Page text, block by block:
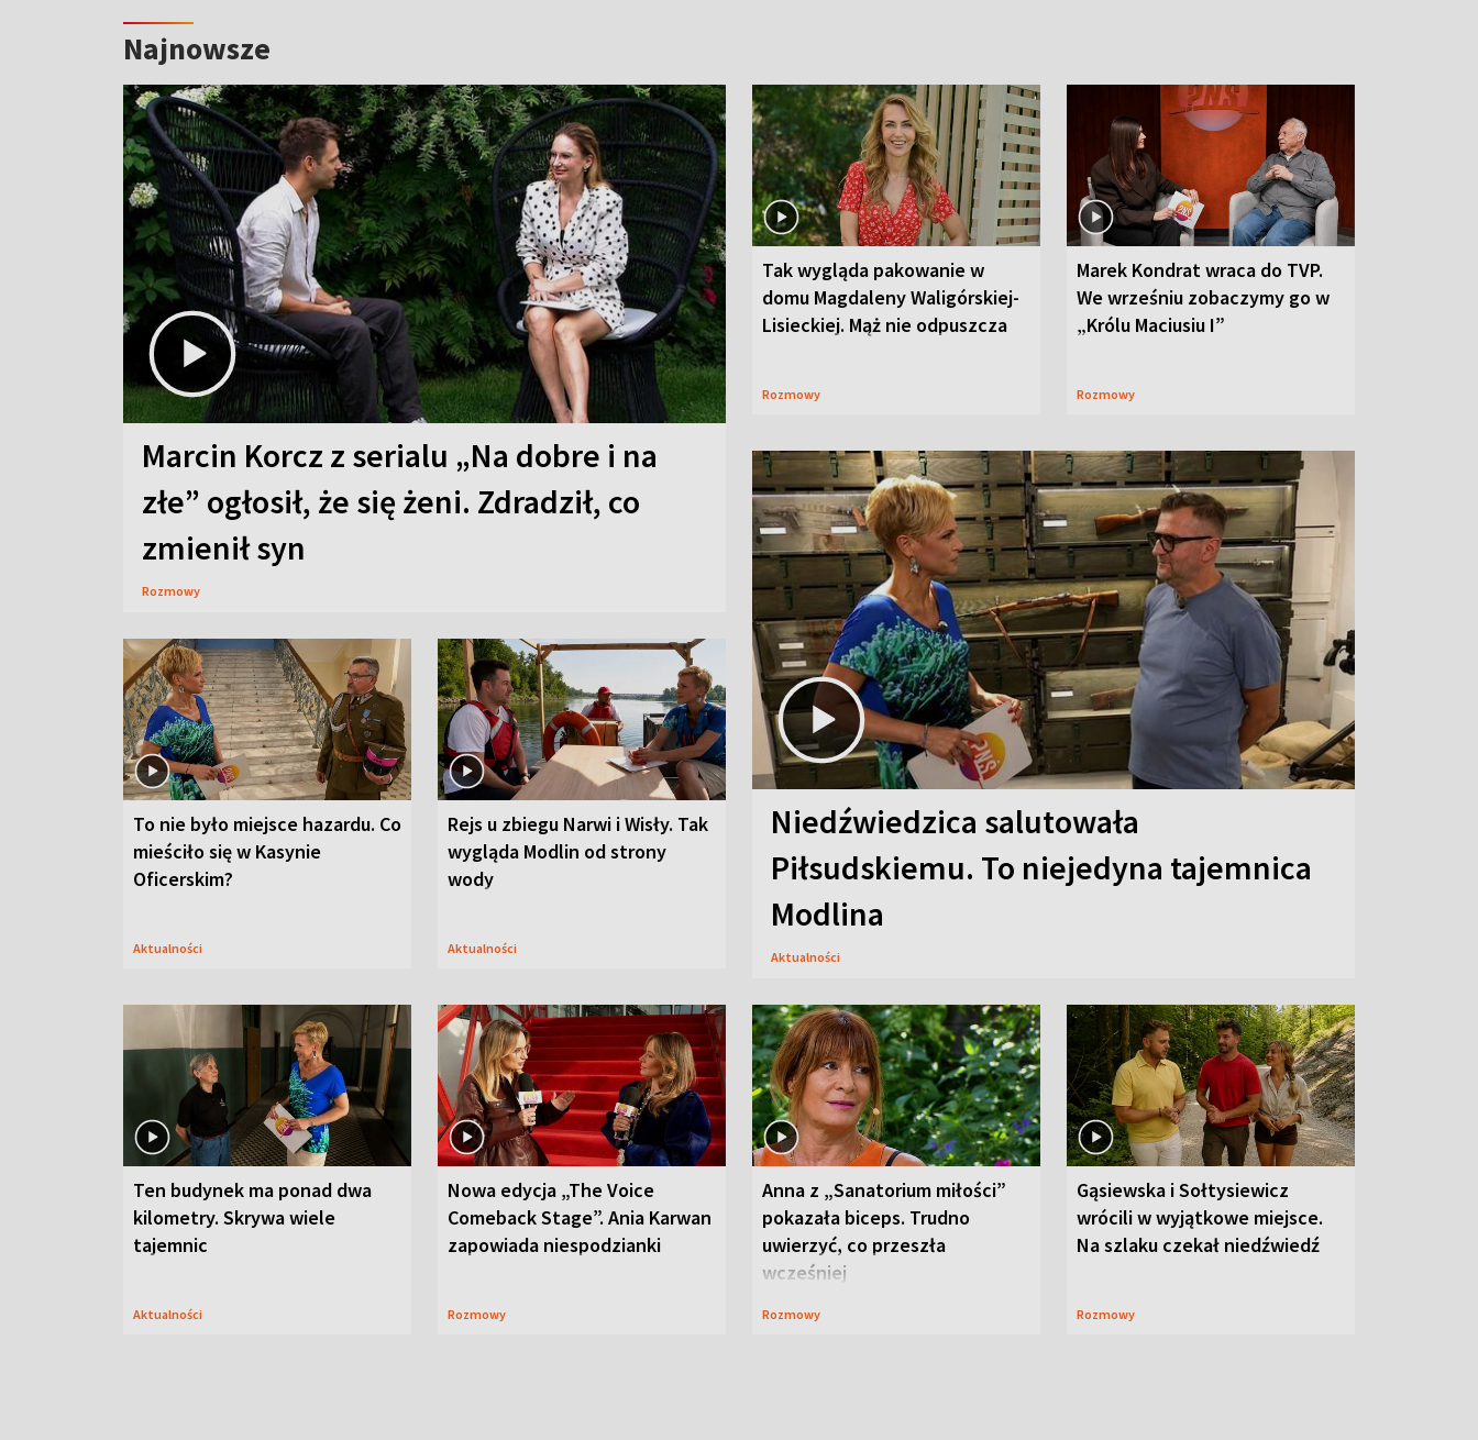
Najnowsze
Marcin Korcz z serialu „Na dobre i na
złe” ogłosił, że się żeni. Zdradził, co
zmienił syn
Rozmowy
Tak wygląda pakowanie w
domu Magdaleny Waligórskiej-
Lisieckiej. Mąż nie odpuszcza
Rozmowy
Marek Kondrat wraca do TVP.
We wrześniu zobaczymy go w
„Królu Maciusiu I”
Rozmowy
To nie było miejsce hazardu. Co
mieściło się w Kasynie
Oficerskim?
Aktualności
Rejs u zbiegu Narwi i Wisły. Tak
wygląda Modlin od strony
wody
Aktualności
Niedźwiedzica salutowała
Piłsudskiemu. To niejedyna tajemnica
Modlina
Aktualności
Ten budynek ma ponad dwa
kilometry. Skrywa wiele
tajemnic
Aktualności
Nowa edycja „The Voice
Comeback Stage”. Ania Karwan
zapowiada niespodzianki
Rozmowy
Anna z „Sanatorium miłości”
pokazała biceps. Trudno
uwierzyć, co przeszła
wcześniej
Rozmowy
Gąsiewska i Sołtysiewicz
wrócili w wyjątkowe miejsce.
Na szlaku czekał niedźwiedź
Rozmowy